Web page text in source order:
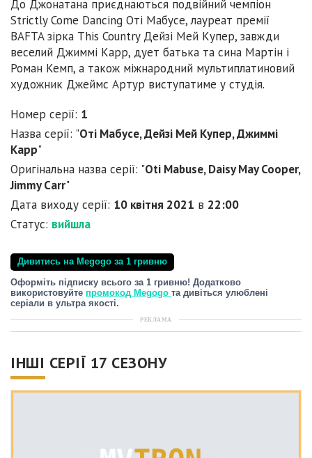
До Джонатана приєднаються подвійний чемпіон
Strictly Come Dancing Оті Мабусе, лауреат премії
BAFTA зірка This Country Дейзі Мей Купер, завжди
веселий Джиммі Карр, дует батька та сина Мартін і
Роман Кемп, а також міжнародний мультиплатиновий
художник Джеймс Артур виступатиме у студія.
Номер серії: 1
Назва серії: "Оті Мабусе, Дейзі Мей Купер, Джиммі
Карр"
Оригінальна назва серії: "Oti Mabuse, Daisy May Cooper,
Jimmy Carr"
Дата виходу серії: 10 квітня 2021 в 22:00
Статус: вийшла
Дивитись на Megogo за 1 гривню
Оформіть підписку всього за 1 гривню! Додатково
використовуйте промокод Megogo та дивіться улюблені
серіали в ультра якості.
РЕКЛАМА
ІНШІ СЕРІЇ 17 СЕЗОНУ